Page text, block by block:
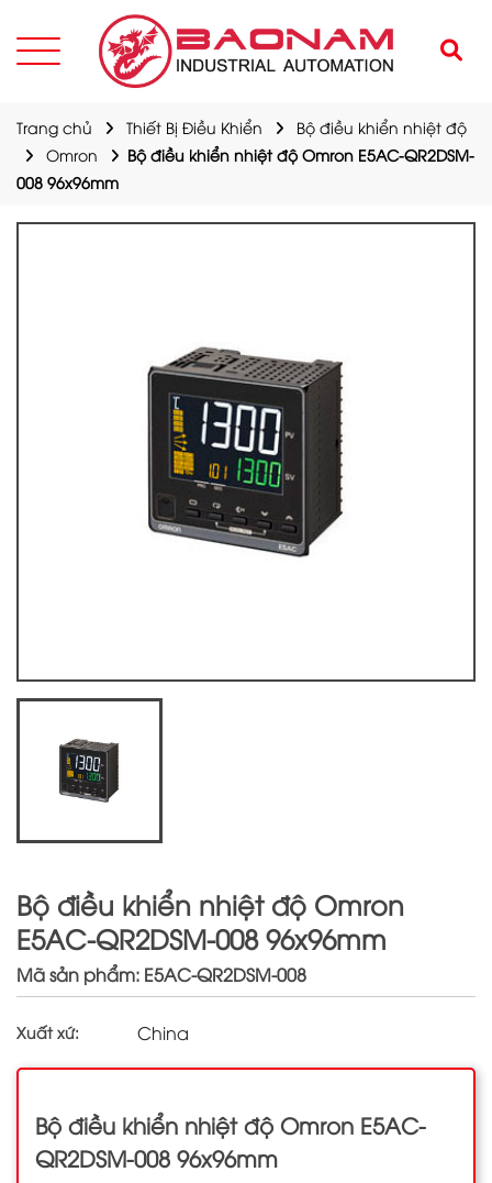
Trang chủ Thiết Bị Điều Khiển
Bộ điều khiển nhiệt độ
Omron
Bộ điều khiển nhiệt độ Omron E5AC-QR2DSM-
008 96x96mm
Bộ điều khiển nhiệt độ Omron
E5AC-QR2DSM-008 96x96mm
Mã sản phẩm: E5AC-QR2DSM-008
Xuất xứ: China
Bộ điều khiển nhiệt độ Omron E5AC-
QR2DSM-008 96x96mm